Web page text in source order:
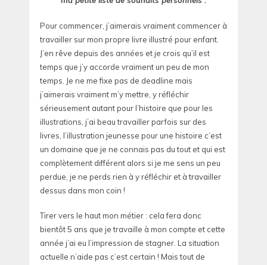
Pour commencer, j’aimerais vraiment commencer à
travailler sur mon propre livre illustré pour enfant.
J’en rêve depuis des années et je crois qu’il est
temps que j’y accorde vraiment un peu de mon
temps. Je ne me fixe pas de deadline mais
j’aimerais vraiment m’y mettre, y réfléchir
sérieusement autant pour l’histoire que pour les
illustrations, j’ai beau travailler parfois sur des
livres, l’illustration jeunesse pour une histoire c’est
un domaine que je ne connais pas du tout et qui est
complètement différent alors si je me sens un peu
perdue, je ne perds rien à y réfléchir et à travailler
dessus dans mon coin !
Tirer vers le haut mon métier : cela fera donc
bientôt 5 ans que je travaille à mon compte et cette
année j’ai eu l’impression de stagner. La situation
actuelle n’aide pas c’est certain ! Mais tout de